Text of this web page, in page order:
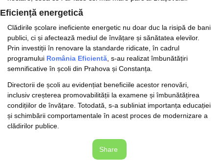
Eficiență energetică
Clădirile școlare ineficiente energetic nu doar duc la risipă de bani
publici, ci și afectează mediul de învățare și sănătatea elevilor.
Prin investiții în renovare la standarde ridicate, în cadrul
programului România Eficientă , s-au realizat îmbunătățiri
semnificative în școli din Prahova și Constanța.
Directorii de școli au evidențiat beneficiile acestor renovări,
inclusiv creșterea promovabilității la examene și îmbunătățirea
condițiilor de învățare. Totodată, s-a subliniat importanța educației
și schimbării comportamentale în acest proces de modernizare a
clădirilor publice.
Share